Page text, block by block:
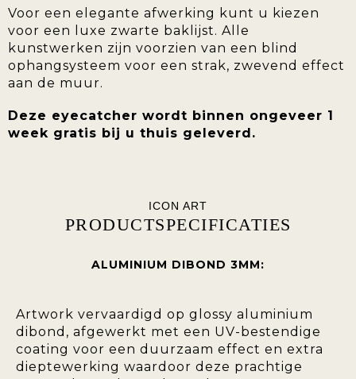
Voor een elegante afwerking kunt u kiezen
voor een luxe zwarte baklijst. Alle
kunstwerken zijn voorzien van een blind
ophangsysteem voor een strak, zwevend effect
aan de muur.
Deze eyecatcher wordt binnen ongeveer 1
week gratis bij u thuis geleverd.
ICON ART
PRODUCTSPECIFICATIES
ALUMINIUM DIBOND 3MM:
Artwork vervaardigd op glossy aluminium
dibond, afgewerkt met een UV-bestendige
coating voor een duurzaam effect en extra
dieptewerking waardoor deze prachtige